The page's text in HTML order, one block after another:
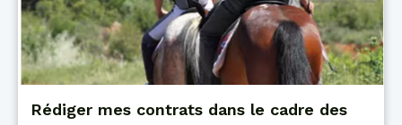
Rédiger mes contrats dans le cadre des